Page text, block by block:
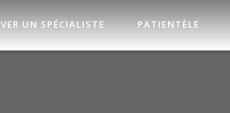
UN SPÉCIALISTE PATIENTÈLE